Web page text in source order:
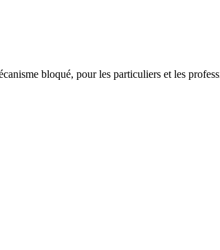
bloqué, pour les particuliers et les